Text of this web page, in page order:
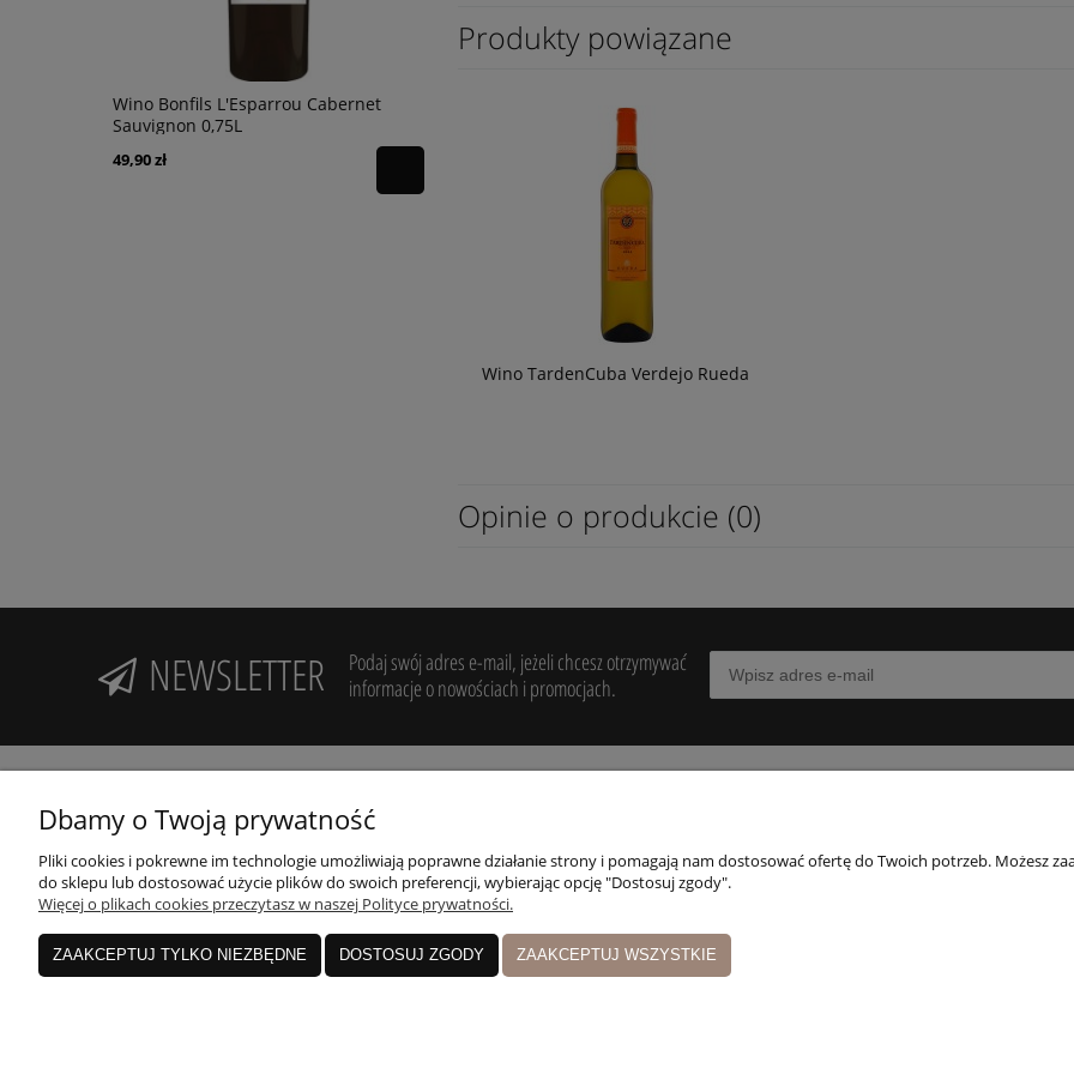
Wino Bonfils L'Esparrou Cabernet
Sauvignon 0,75L
49,90 zł
Wino Bonfils L'Esparrou Merlot 0,75L
Produkty powiązane
Wino TardenCuba Verdejo Rueda
Opinie o produkcie (0)
NEWSLETTER
Podaj swój adres e-mail, jeżeli chcesz otrzymywać
informacje o nowościach i promocjach.
Potrzebujesz pomocy? Zadzwoń!
+48 606 994 946
Nasz sklep:
Pruszków, Nowa Stacja, ul. Sienkiewicza 19
Regulaminy
Twoje zamówienia
Przechowalnia
Dbamy o Twoją prywatność
Pliki cookies i pokrewne im technologie umożliwiają poprawne działanie strony i pomagają nam dostosować ofertę do Twoich potrzeb. Możesz
do sklepu lub dostosować użycie plików do swoich preferencji, wybierając opcję "Dostosuj zgody".
Więcej o plikach cookies przeczytasz w naszej Polityce prywatności.
ZAAKCEPTUJ TYLKO NIEZBĘDNE DOSTOSUJ ZGODY ZAAKCEPTUJ WSZYSTKIE